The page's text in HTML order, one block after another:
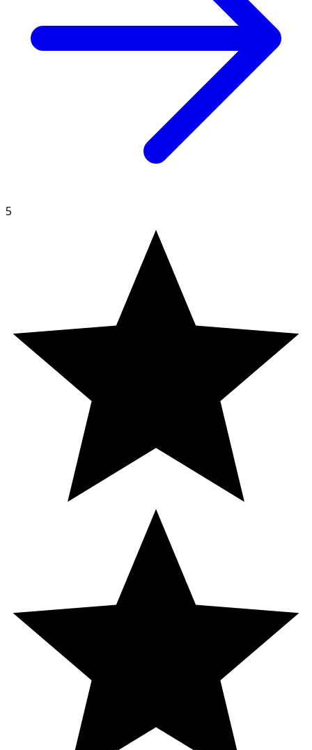
Skötselråd
Rengör solglasögonen med en mjuk, torr och
luddfri trasa eller använd våtservetter speciellt avsedda
5